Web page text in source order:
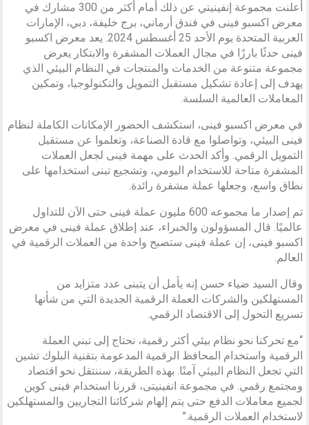
أعلنت مجموعة إنفينيتي عن ذلك أمام أكثر من 300 مشارك في
معرض اكسبو فينى في فندق أرماني، برج خليفة، دبي، الإمارات
العربية المتحدة يوم الأحد 25 أغسطس 2024. يعد معرض اكسبو
فينى حدثًا بارزًا في مجال العملات المشفرة والابتكار يعرض
مجموعة متنوعة من الخدمات والمنتجات في النظام البيئي الذي
يهدف إلى إعادة تشكيل مستقبل التمويل والتكنولوجيا، وتمكين
المعاملات العالمية السلسة.
في معرض اكسبو فينى، استكشف الحضور الإمكانات الكاملة لنظام
فينى البيئي، وتواصلوا مع قادة الصناعة، وتعلموا عن مستقبل
التمويل الرقمي. وأكد الحدث على مهمة فينى لجعل العملات
المشفرة متاحة للاستخدام اليومي، وتشجيع تبنى استخدامها على
نطاق واسع، وجعلها عملة مشفرة رائدة.
تم إصدار ما مجموعه 600 مليون عملة فينى حتى الآن للتداول
عالميًا. قال المسؤولون والخبراء‏، عند إطلاق عملة فينى في معرض
اكسبو فينى، إن عملة فينى ستصبح واحدة من العملات الرقمية في
العالم.
وقال السيد ضياء حسن إنه يأمل أن يتبنى عدد متزايد من
المستهلكين والشركات العملة الرقمية الجديدة التي من شأنها
تسريع التحول إلى الاقتصاد الرقمي.
“مع تحركنا نحو نظام بيئي أكثر رقمية، نحتاج إلى تبني العملة
الرقمية واستخدام المحافظ الرقمية المدعومة بتقنية البلوك تشين
التي تجعل النظام البيئي آمنًا. بهذه الطريقة، سننتقل نحو اقتصاد
ومجتمع رقمي. في مجموعة انفينيتى، قررنا استخدام فينى كوين
لجميع معاملات الدفع حتى يتم إلهام شركائنا التجاريين والمستهلكين
لاستخدام العملات الرقمية.”